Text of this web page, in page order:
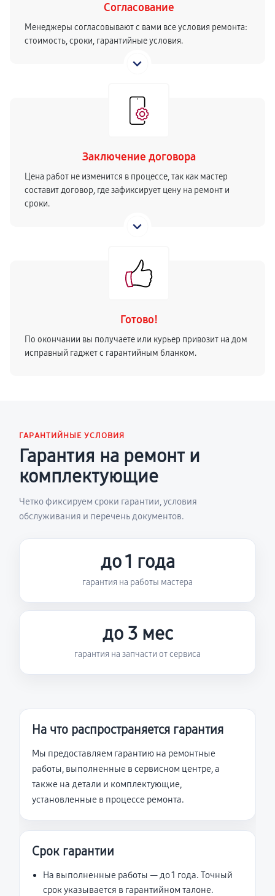
Согласование
Менеджеры согласовывают с вами все условия ремонта:
стоимость, сроки, гарантийные условия.
Заключение договора
Цена работ не изменится в процессе, так как мастер
составит договор, где зафиксирует цену на ремонт и
сроки.
Готово!
По окончании вы получаете или курьер привозит на дом
исправный гаджет с гарантийным бланком.
ГАРАНТИЙНЫЕ УСЛОВИЯ
Гарантия на ремонт и
комплектующие
Четко фиксируем сроки гарантии, условия
обслуживания и перечень документов.
до 1 года
гарантия на работы мастера
до 3 мес
гарантия на запчасти от сервиса
На что распространяется гарантия
Мы предоставляем гарантию на ремонтные
работы, выполненные в сервисном центре, а
также на детали и комплектующие,
установленные в процессе ремонта.
Срок гарантии
На выполненные работы — до 1 года. Точный
срок указывается в гарантийном талоне.